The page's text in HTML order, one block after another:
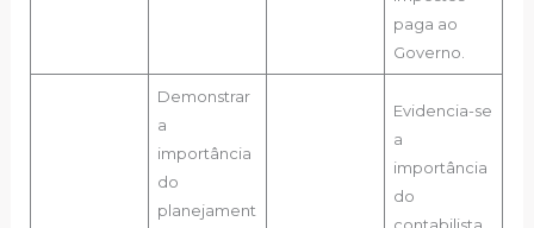
paga ao
Governo.
Demonstrar
a
importância
do
planejament
Evidencia-se
a
importância
do